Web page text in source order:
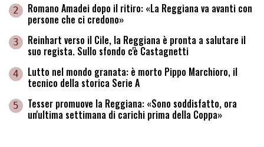
2 Romano Amadei dopo il ritiro: «La Reggiana va avanti con
persone che ci credono»
3 Reinhart verso il Cile, la Reggiana è pronta a salutare il
suo regista. Sullo sfondo c'è Castagnetti
4 Lutto nel mondo granata: è morto Pippo Marchioro, il
tecnico della storica Serie A
5 Tesser promuove la Reggiana: «Sono soddisfatto, ora
un'ultima settimana di carichi prima della Coppa»